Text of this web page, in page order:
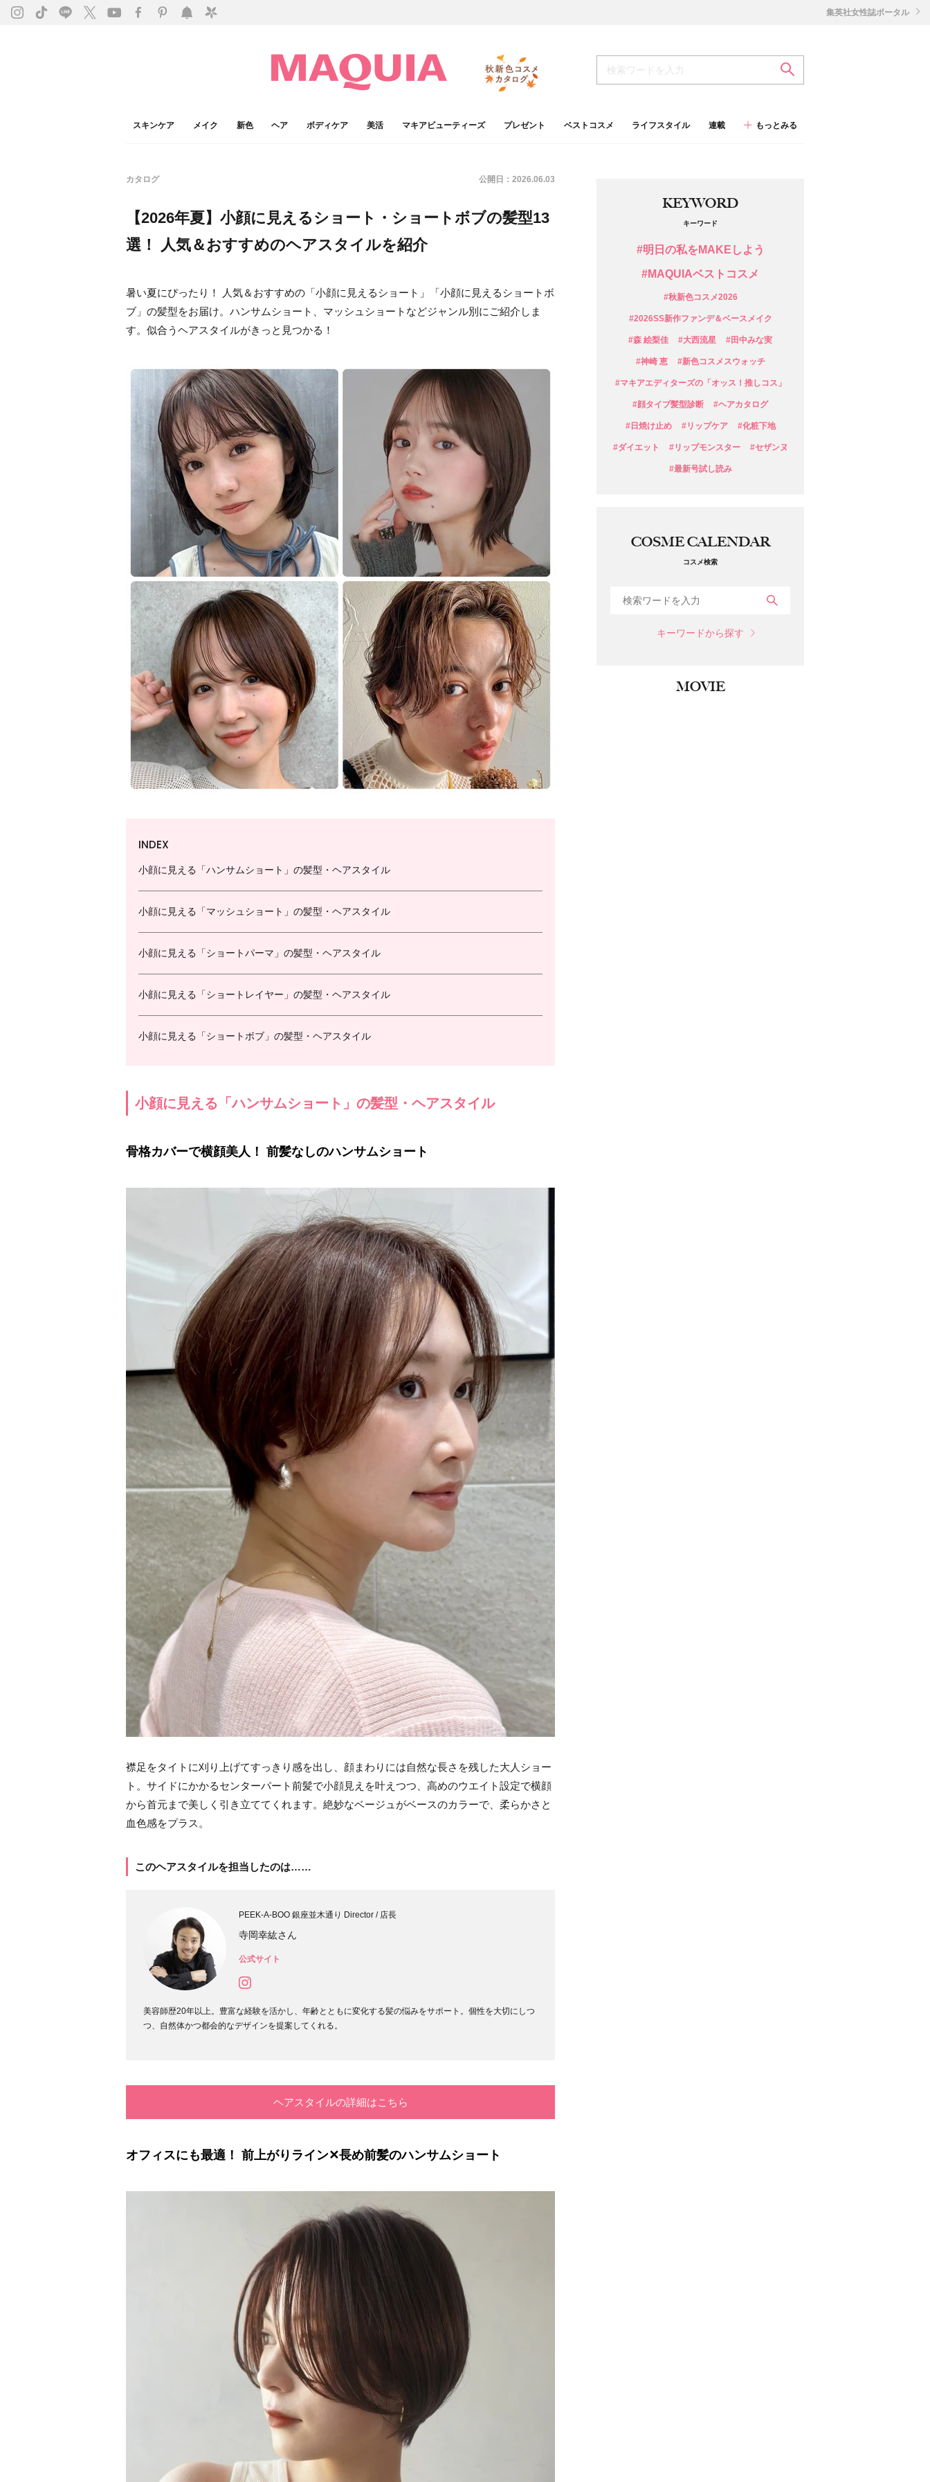
スキンケア メイク 新色 ヘア ボディケア 美活 マキアビューティーズ プレゼント ベストコスメ ライフスタイル 連載 もっとみる
集英社女性誌ポータル
カタログ 公開日： 2026.06.03
【2026年夏】小顔に見えるショート・ショートボブの髪型13
選！ 人気＆おすすめのヘアスタイルを紹介
暑い夏にぴったり！ 人気＆おすすめの「小顔に見えるショート」「小顔に見えるショートボ
ブ」の髪型をお届け。ハンサムショート、マッシュショートなどジャンル別にご紹介しま
す。似合うヘアスタイルがきっと見つかる！
INDEX
小顔に見える「ハンサムショート」の髪型・ヘアスタイル
小顔に見える「マッシュショート」の髪型・ヘアスタイル
小顔に見える「ショートパーマ」の髪型・ヘアスタイル
小顔に見える「ショートレイヤー」の髪型・ヘアスタイル
小顔に見える「ショートボブ」の髪型・ヘアスタイル
小顔に見える「ハンサムショート」の髪型・ヘアスタイル
骨格カバーで横顔美人！ 前髪なしのハンサムショート
襟足をタイトに刈り上げてすっきり感を出し、顔まわりには自然な長さを残した大人ショー
ト。サイドにかかるセンターパート前髪で小顔見えを叶えつつ、高めのウエイト設定で横顔
から首元まで美しく引き立ててくれます。絶妙なベージュがベースのカラーで、柔らかさと
血色感をプラス。
このヘアスタイルを担当したのは……
PEEK-A-BOO 銀座並木通り Director / 店長
寺岡幸紘さん
公式サイト
美容師歴20年以上。豊富な経験を活かし、年齢とともに変化する髪の悩みをサポート。個性を大切にしつ
つ、自然体かつ都会的なデザインを提案してくれる。
ヘアスタイルの詳細はこちら
オフィスにも最適！ 前上がりライン✕長め前髪のハンサムショート
KEYWORD
キーワード
#明日の私をMAKEしよう
#MAQUIAベストコスメ
#秋新色コスメ2026
#2026SS新作ファンデ＆ベースメイク
#森 絵梨佳 #大西流星 #田中みな実
#神崎 恵 #新色コスメスウォッチ
#マキアエディターズの「オッス！推しコス」
#顔タイプ髪型診断 #ヘアカタログ
#日焼け止め #リップケア #化粧下地
#ダイエット #リップモンスター #セザンヌ
#最新号試し読み
COSME CALENDAR
コスメ検索
キーワードから探す
MOVIE